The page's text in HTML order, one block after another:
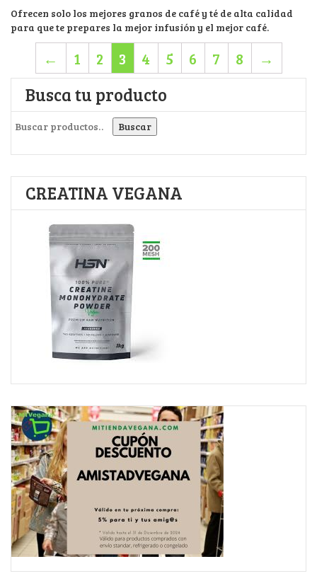
Ofrecen solo los mejores granos de café y té de alta calidad
para que te prepares la mejor infusión y el mejor café.
← 1 2 3 4 5 6 7 8 →
Busca tu producto
Buscar
CREATINA VEGANA